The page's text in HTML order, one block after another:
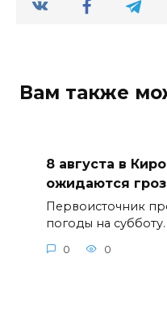
Вам также
8 августа в
ожидаются
Первоисточник
погоды на субботу.
0 0